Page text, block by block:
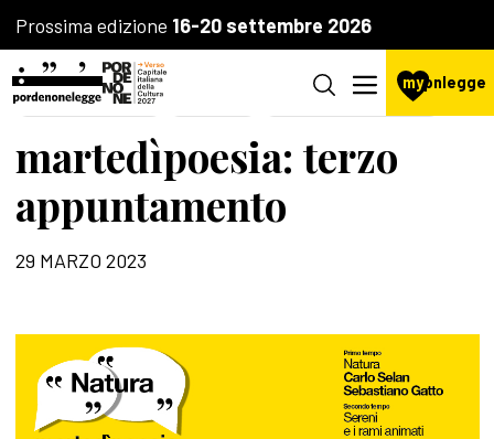
Prossima edizione 16-20 settembre 2026
mypnlegge
LA FONDAZIONE
AGENZIA CULTURALE
martedìpoesia: terzo
appuntamento
29 MARZO 2023